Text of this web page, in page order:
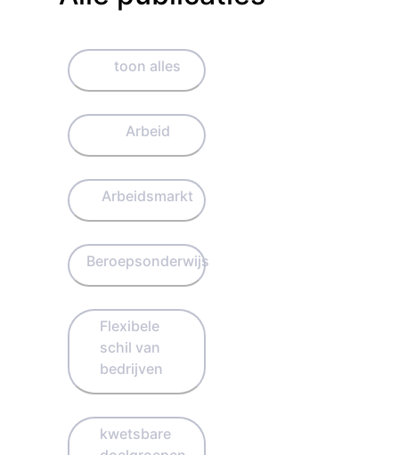
toon alles
Arbeid
Arbeidsmarkt
Beroepsonderwijs
Flexibele
schil van
bedrijven
kwetsbare